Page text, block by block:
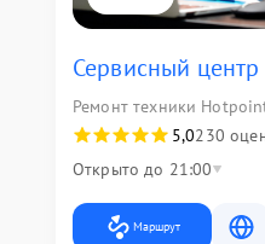
Сервисный
Ремонт техники
5,0230
Открыто до 21:00
Маршрут